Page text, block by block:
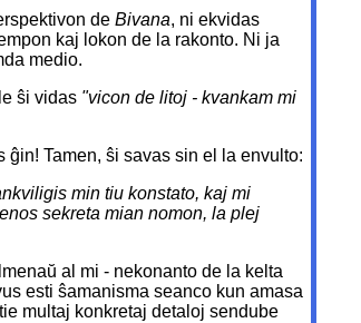
deBivana, ni ekvidas
kaj lokon de la rakonto. Ni ja
medio.
ŝi vidas "vicon de litoj - kvankam mi
Tamen, ŝi savas sin el la envulto:
min tiu konstato, kaj mi
sekreta mian nomon, la plej
al mi - nekonanto de la kelta
esti ŝamanisma seanco kun amasa
multaj konkretaj detaloj sendube